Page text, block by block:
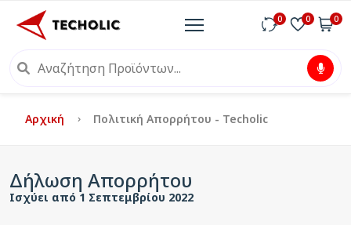
0 0 0
Αρχική Πολιτική Απορρήτου - Techolic
Δήλωση Απορρήτου
Ισχύει από 1 Σεπτεμβρίου 2022